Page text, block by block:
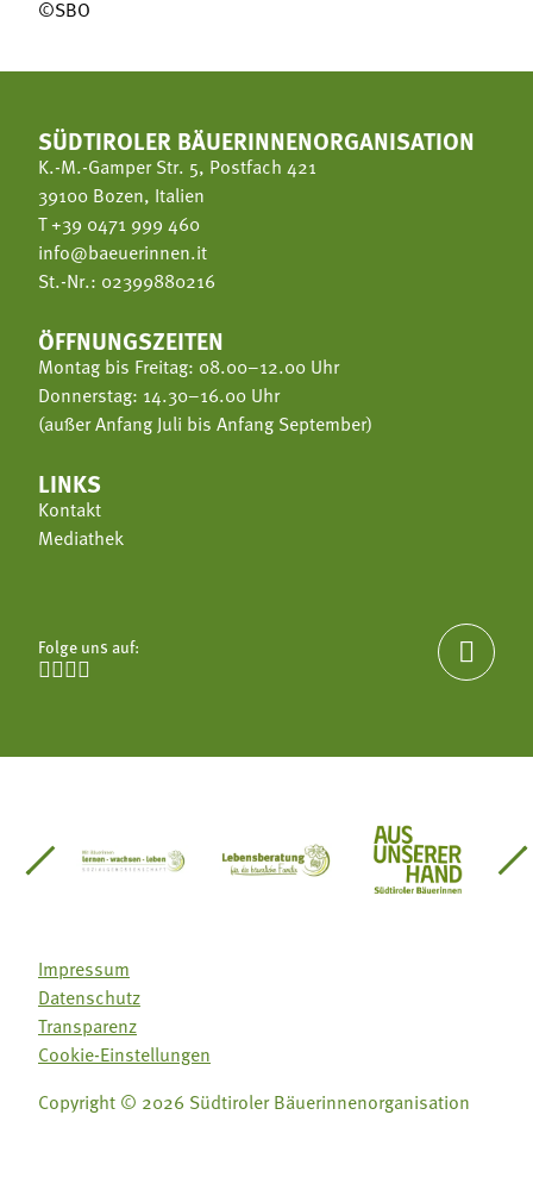
©SBO
SÜDTIROLER BÄUERINNENORGANISATION
K.-M.-Gamper Str. 5, Postfach 421
39100 Bozen, Italien
T+39 0471 999 460
info@baeuerinnen.it
St.-Nr.: 02399880216
ÖFFNUNGSZEITEN
Montag bis Freitag: 08.00–12.00 Uhr
Donnerstag: 14.30–16.00 Uhr
(außer Anfang Juli bis Anfang September)
LINKS
Kontakt
Mediathek
Folge uns auf:


Südtirol
Gärtnervereinigung
Sozialgenossenschaft Mit Bäuerinnen lernen -
Lebensberatung für dieAus unserer
Impressum
Datenschutz
Transparenz
Cookie-Einstellungen
Copyright © 2026 Südtiroler Bäuerinnenorganisation